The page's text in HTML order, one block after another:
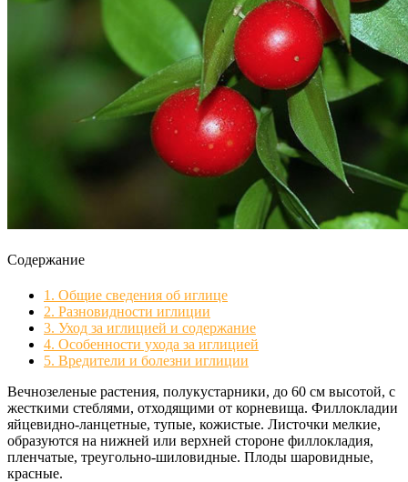
Содержание
1. Общие сведения об иглице
2. Разновидности иглиции
3. Уход за иглицией и содержание
4. Особенности ухода за иглицией
5. Вредители и болезни иглиции
Вечнозеленые растения, полукустарники, до 60 см высотой, с
жесткими стеблями, отходящими от корневища. Филлокладии
яйцевидно-ланцетные, тупые, кожистые. Листочки мелкие,
образуются на нижней или верхней стороне филлокладия,
пленчатые, треугольно-шиловидные. Плоды шаровидные,
красные.